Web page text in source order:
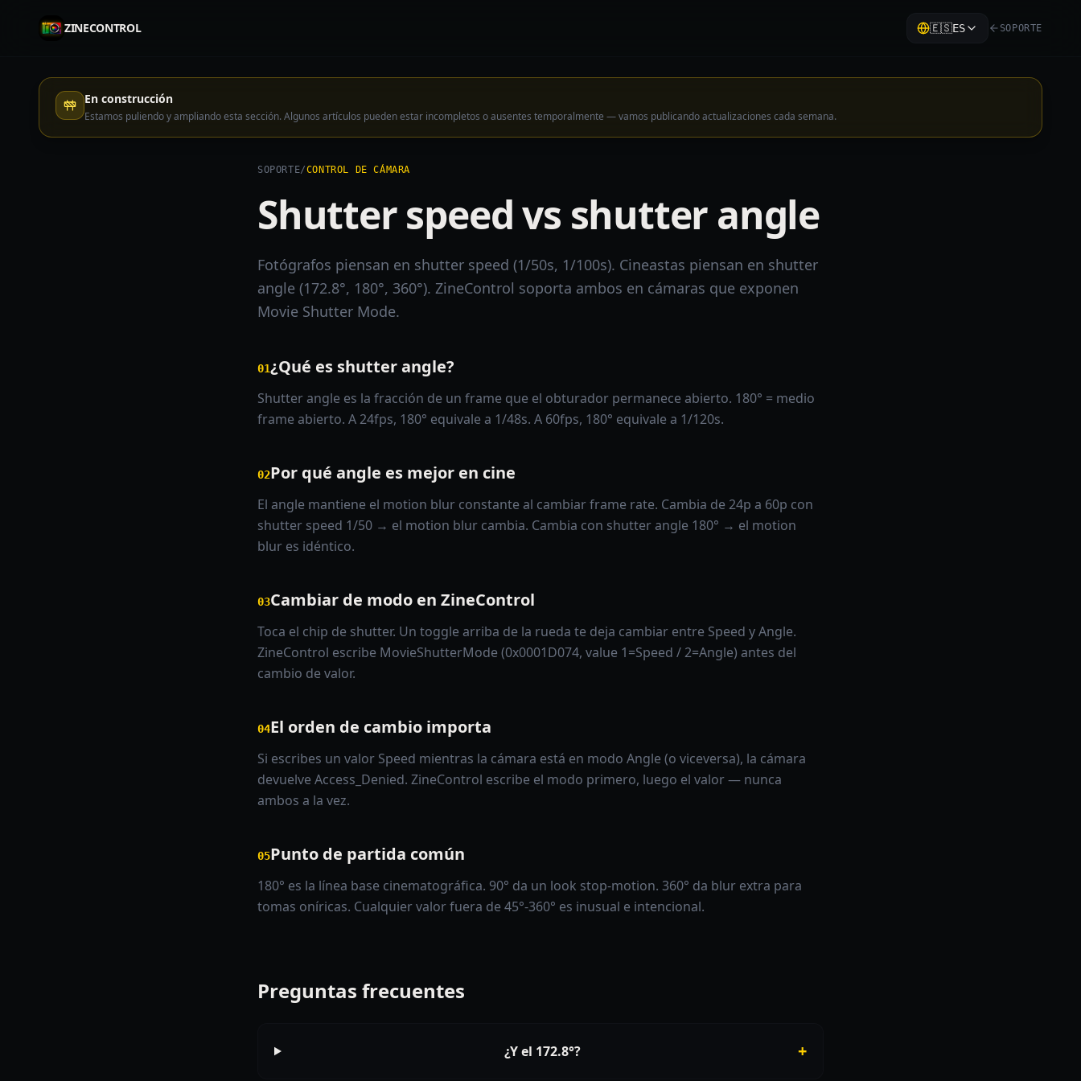
ZINECONTROL 🇪🇸ES SOPORTE
En construcción
Estamos puliendo y ampliando esta sección. Algunos artículos pueden estar incompletos o ausentes temporalmente — vamos publicando actualizaciones cada semana.
SOPORTE/CONTROL DE CÁMARA
Shutter speed vs shutter angle
Fotógrafos piensan en shutter speed (1/50s, 1/100s). Cineastas piensan en shutter
angle (172.8°, 180°, 360°). ZineControl soporta ambos en cámaras que exponen
Movie Shutter Mode.
01¿Qué es shutter angle?
Shutter angle es la fracción de un frame que el obturador permanece abierto. 180° = medio
frame abierto. A 24fps, 180° equivale a 1/48s. A 60fps, 180° equivale a 1/120s.
02Por qué angle es mejor en cine
El angle mantiene el motion blur constante al cambiar frame rate. Cambia de 24p a 60p con
shutter speed 1/50 → el motion blur cambia. Cambia con shutter angle 180° → el motion
blur es idéntico.
03Cambiar de modo en ZineControl
Toca el chip de shutter. Un toggle arriba de la rueda te deja cambiar entre Speed y Angle.
ZineControl escribe MovieShutterMode (0x0001D074, value 1=Speed / 2=Angle) antes del
cambio de valor.
04El orden de cambio importa
Si escribes un valor Speed mientras la cámara está en modo Angle (o viceversa), la cámara
devuelve Access_Denied. ZineControl escribe el modo primero, luego el valor — nunca
ambos a la vez.
05Punto de partida común
180° es la línea base cinematográfica. 90° da un look stop-motion. 360° da blur extra para
tomas oníricas. Cualquier valor fuera de 45°-360° es inusual e intencional.
Preguntas frecuentes
¿Y el 172.8°? +